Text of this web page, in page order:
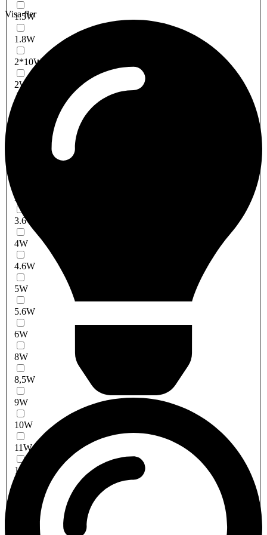
1.5W
1.8W
2*10W
2W
3x1W
3.6W
4W
4.6W
5W
5.6W
6W
8W
8,5W
9W
10W
11W
12W
Visa fler